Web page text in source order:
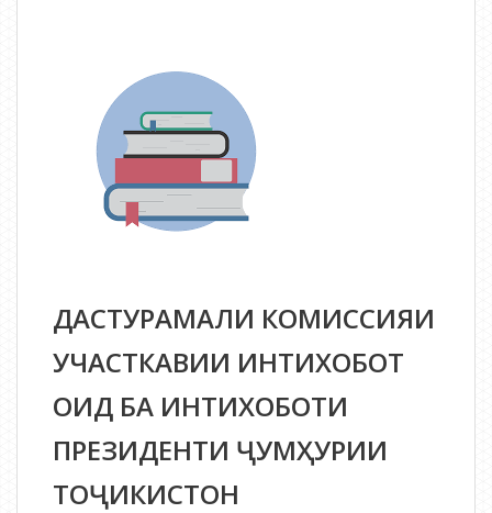
ДАСТУРАМАЛИ КОМИССИЯИ
УЧАСТКАВИИ ИНТИХОБОТ
ОИД БА ИНТИХОБОТИ
ПРЕЗИДЕНТИ ҶУМҲУРИИ
ТОҶИКИСТОН